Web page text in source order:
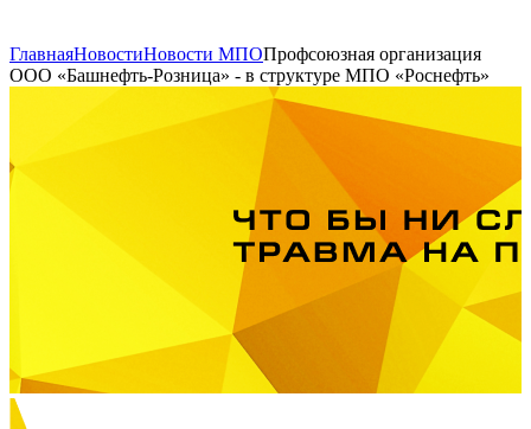
ГлавнаяНовостиНовости МПОПрофсоюзная организация
ООО «Башнефть-Розница» - в структуре МПО «Роснефть»